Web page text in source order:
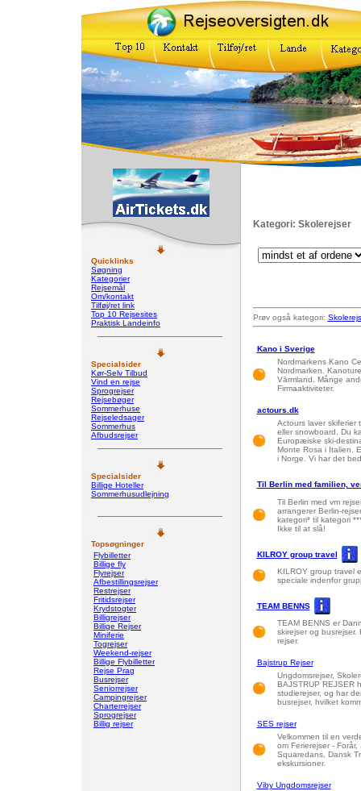
Quicklinks
Søgning
Kategorier
Rejsemål
Om/kontakt
Tilføj/ret link
Top 10 Rejsesites
Praktisk Landeinfo
Specialsider
Kør-Selv Tilbud
Vind en rejse
Sprogrejser
Rejsebøger
Sommerhuse
Rejseledsager
Sommerhus
Afbudsrejser
Specialsider
Billige Hoteller
Sommerhusudlejning
Topsøgninger
Flybilletter
Billige fly
Flyrejser
Afbestillingsrejser
Restrejser
Fritidsrejser
Krydstogter
Billigrejser
Billige Rejser
Miniferie
Togrejser
Weekend-rejser
Billige Flybilletter
Rejse Prag
Busrejser
Seniorrejser
Campingrejser
Charterrejser
Sprogrejser
Billig rejser
Kategori: Skolerejser
Prøv også kategori:
Kano i Sverige
Nordmarkens Kano
Nordmarken.
Värmland. Månge
Firmaaktiviteter.
actours.dk
Actours laver skiferier
eller snowboard. Du
Europæiske ski-
Monte Rosa i Italien.
i Norge. Vi har det
Til Berlin med familien,
Til Berlin med vm
arrangerer Berlin-
kategori* til kategori
Ikke til at slå!
KILROY group travel
KILROY group travel
speciale indenfor
TEAM BENNS
TEAM BENNS er
skirejser og
rejser.
Bajstrup Rejser
Ungdomsrejser,
BAJSTRUP REJSER
studierejser, og har
busrejser, hvilket
SES rejser
Velkommen til en
om Ferierejser -
Squaredans, Dansk
ekskursioner.
Viby Ungdomsrejser